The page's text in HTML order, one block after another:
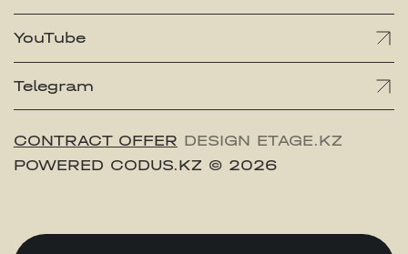
YouTube
Telegram
CONTRACT OFFER DESIGN ETAGE.KZ
POWERED CODUS.KZ © 2026